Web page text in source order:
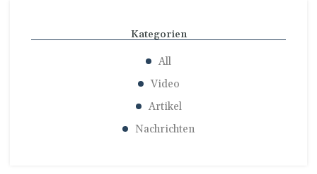
Kategorien
All
Video
Artikel
Nachrichten